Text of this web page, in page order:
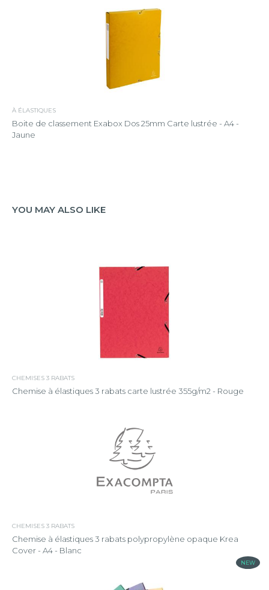
À ÉLASTIQUES
Boite de classement Exabox Dos 25mm Carte lustrée - A4 -
Jaune
YOU MAY ALSO LIKE
CHEMISES 3 RABATS
Chemise à élastiques 3 rabats carte lustrée 355g/m2 - Rouge
CHEMISES 3 RABATS
Chemise à élastiques 3 rabats polypropylène opaque Krea
Cover - A4 - Blanc
NEW